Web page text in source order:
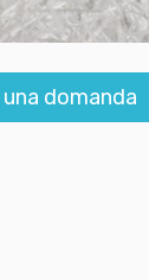
una domanda